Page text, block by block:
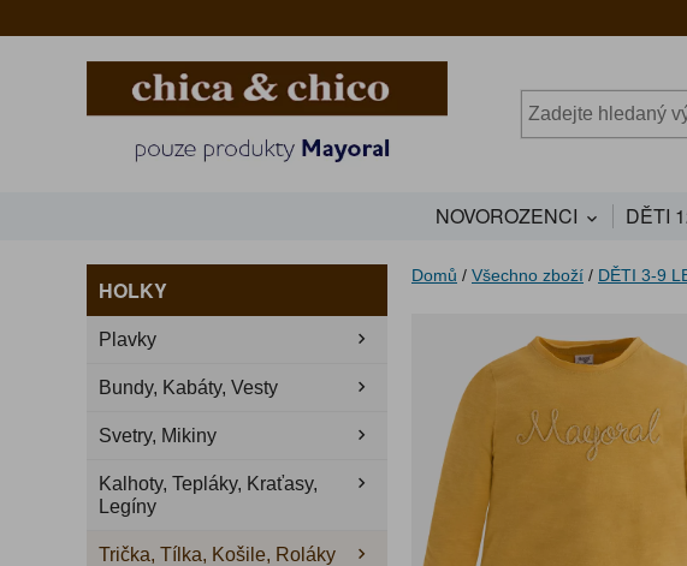
NOVOROZENCI DĚTI
HOLKY
Plavky
Bundy, Kabáty, Vesty
Svetry, Mikiny
Kalhoty, Tepláky, Kraťasy,
Legíny
Trička, Tílka, Košile, Roláky
Domů / Všechno zboží / DĚTI 3-9